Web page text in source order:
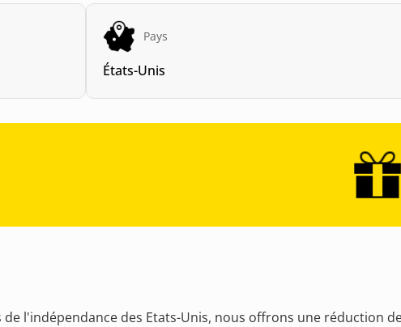
Pays
États-Unis
l'indépendance des Etats-Unis, nous offrons une réduction